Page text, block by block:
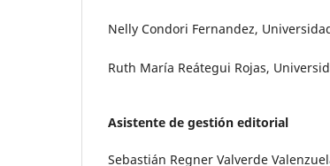
Nelly Condori Fernandez,
Ruth María Reátegui Rojas,
Asistente de gestión editorial
Sebastián Regner Valverde